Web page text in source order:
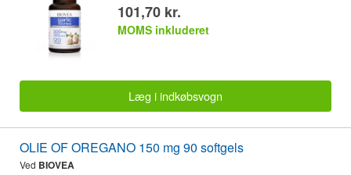
101,70 kr.
MOMS inkluderet
Læg i indkøbsvogn
OLIE OF OREGANO 150 mg 90 softgels
Ved BIOVEA